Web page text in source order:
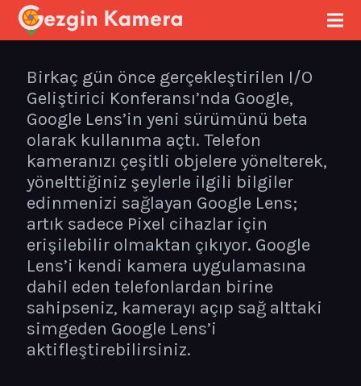
Birkaç gün önce gerçekleştirilen I/O
Geliştirici Konferansı’nda Google,
Google Lens’in yeni sürümünü beta
olarak kullanıma açtı. Telefon
kameranızı çeşitli objelere yönelterek,
yönelttiğiniz şeylerle ilgili bilgiler
edinmenizi sağlayan Google Lens;
artık sadece Pixel cihazlar için
erişilebilir olmaktan çıkıyor. Google
Lens’i kendi kamera uygulamasına
dahil eden telefonlardan birine
sahipseniz, kamerayı açıp sağ alttaki
simgeden Google Lens’i
aktifleştirebilirsiniz.